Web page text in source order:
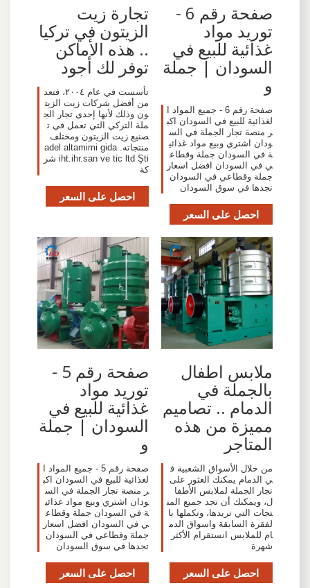
صفحة رقم 6 -
توريد مواد
غذائية للبيع في
السودان | جملة
و
صفحة رقم 6 - جميع المواد ا
لغذائية للبيع في السودان اكب
ر منصة تجار الجملة في الس
ودان اشتري وبيع مواد غذائي
ة في السودان جملة وقطاع
ي في السودان افضل اسعار
جملة وقطاعي في السودان
تجدها في سوق السودان
احصل على السعر
تجارة زيت
الزيتون في تركيا
.. هذه الأماكن
توفر لك أجود
تأسست في عام ٢٠٠٤، فتعد
من أفضل شركات زيت الزيت
ون وذلك لأنها إحدى تجار الج
ملة التركي التي تعمل في ت
صنيع زيت الزيتون ومختلف
منتجاته. adel altamimi gida
iht.ihr.san ve tic ltd Şti شر
كة
احصل على السعر
ملابس اطفال
بالجملة في
الدمام .. تصاميم
مميزة من هذه
المتاجر
من خلال الأسواق الشعبية ف
ي الدمام يمكنك العثور على
تجار الجملة لملابس الأطفا
ل، ويمكنك أن تجد جميع المن
تجات التي تريدها، وتكملها با
لفقرة السابقة واسواق الدم
ام للملابس انستقرام الأكثر
شهرة
احصل على السعر
صفحة رقم 5 -
توريد مواد
غذائية للبيع في
السودان | جملة
و
صفحة رقم 5 - جميع المواد ا
لغذائية للبيع في السودان اكب
ر منصة تجار الجملة في الس
ودان اشتري وبيع مواد غذائي
ة في السودان جملة وقطاع
ي في السودان افضل اسعار
جملة وقطاعي في السودان
تجدها في سوق السودان
احصل على السعر